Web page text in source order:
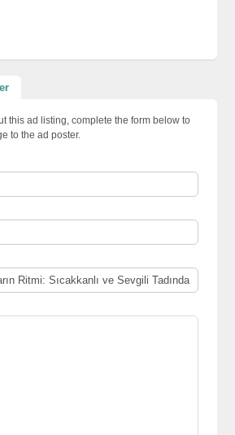
this ad listing, complete the form below to
to the ad poster.